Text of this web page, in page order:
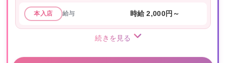
本入店 給与 時給 2,000円～
続きを見る